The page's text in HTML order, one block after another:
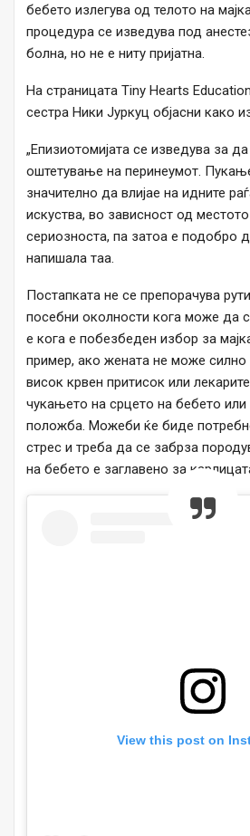
бебето излегува од телото на
процедура се изведува под
болна, но не е ниту пријатна.
На страницата Tiny Hearts
сестра Ники Јуркуц објасни како
„Епизиотомијата се изведува за
оштетување на перинеумот.
значително да влијае на идните
искуства, во зависност од
сериозноста, па затоа е подобро
напишала таа.
Постапката не се препорачува
посебни околности кога може да
е кога е побезбеден избор за
пример, ако жената не може силно
висок крвен притисок или
чукањето на срцето на бебето или
положба. Можеби ќе биде
стрес и треба да се забрза
на бебето е заглавено за
View this post on